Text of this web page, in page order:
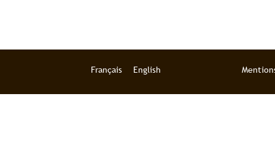
Français English